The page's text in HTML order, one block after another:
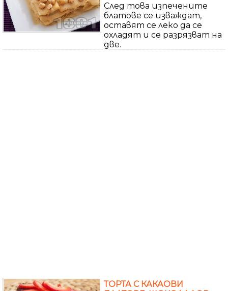
След това изпечените
блатове се изваждат,
оставят се леко да се
охладят и се разрязват на
две.
ТОРТА С КАКАОВИ